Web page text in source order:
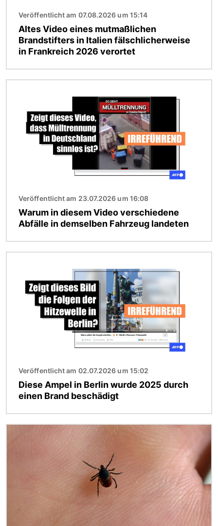
Veröffentlicht am 07.08.2026 um 15:14
Altes Video eines mutmaßlichen
Brandstifters in Italien fälschlicherweise
in Frankreich 2026 verortet
Veröffentlicht am 23.07.2026 um 16:08
Warum in diesem Video verschiedene
Abfälle in demselben Fahrzeug landeten
Veröffentlicht am 02.07.2026 um 15:02
Diese Ampel in Berlin wurde 2025 durch
einen Brand beschädigt